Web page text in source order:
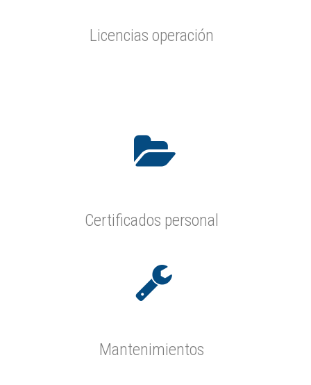
Licencias operación
Certificados personal
Mantenimientos